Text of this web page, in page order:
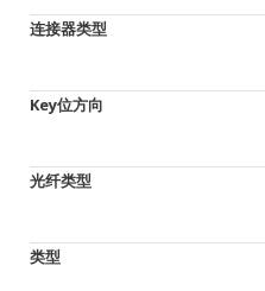
连接器类型
Key位方向
光纤类型
类型